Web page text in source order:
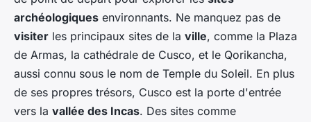
archéologiques environnants. Ne manquez pas de
visiter les principaux sites de la ville, comme la Plaza
de Armas, la cathédrale de Cusco, et le Qorikancha,
aussi connu sous le nom de Temple du Soleil. En plus
de ses propres trésors, Cusco est la porte d'entrée
vers la vallée des Incas. Des sites comme